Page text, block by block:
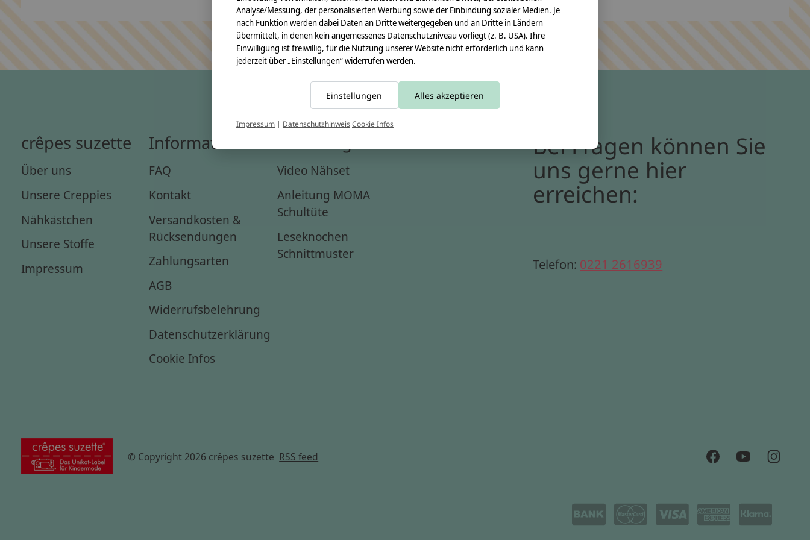
crêpes suzette
Über uns
Unsere Creppies
Nähkästchen
Unsere Stoffe
Impressum
Informationen
FAQ
Kontakt
Versandkosten &
Rücksendungen
Zahlungsarten
AGB
Widerrufsbelehrung
Datenschutzerklärung
Cookie Infos
Video Nähset
Anleitung MOMA
Schultüte
Leseknochen
Schnittmuster
Bei Fragen können Sie
uns gerne hier
erreichen:
Telefon: 0221 2616939
© Copyright 2026 crêpes suzette RSS feed
Analyse/Messung, der personalisierten Werbung sowie der Einbindung sozialer Medien. Je
nach Funktion werden dabei Daten an Dritte weitergegeben und an Dritte in Ländern
übermittelt, in denen kein angemessenes Datenschutzniveau vorliegt (z. B. USA). Ihre
Einwilligung ist freiwillig, für die Nutzung unserer Website nicht erforderlich und kann
jederzeit über „Einstellungen“ widerrufen werden.
Einstellungen Alles akzeptieren
Impressum | DatenschutzhinweisCookie Infos